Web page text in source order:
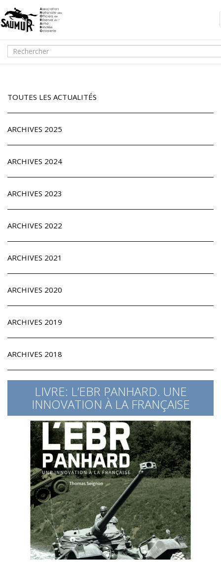
TOUTES LES ACTUALITÉS
ARCHIVES 2025
ARCHIVES 2024
ARCHIVES 2023
ARCHIVES 2022
ARCHIVES 2021
ARCHIVES 2020
ARCHIVES 2019
ARCHIVES 2018
LIVRE: L’EBR PANHARD. UNE
INNOVATION À LA FRANÇAISE